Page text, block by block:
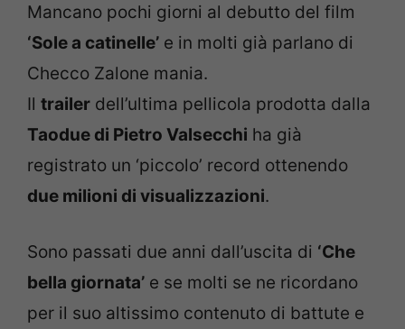
Mancano pochi giorni al debutto del film
‘Sole a catinelle’ e in molti già parlano di
Checco Zalone mania.
Il trailer dell’ultima pellicola prodotta dalla
Taodue di Pietro Valsecchi ha già
registrato un ‘piccolo’ record ottenendo
due milioni di visualizzazioni.
Sono passati due anni dall’uscita di ‘Che
bella giornata’ e se molti se ne ricordano
per il suo altissimo contenuto di battute e